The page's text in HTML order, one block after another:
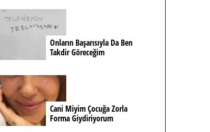
Onların Başarısıyla Da Ben
Takdir Göreceğim
Cani Miyim Çocuğa Zorla
Forma Giydiriyorum